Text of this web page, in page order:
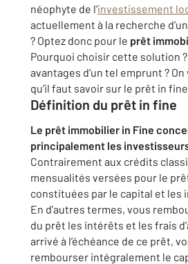
néophyte de l’investissement
actuellement à la recherche
? Optez donc pour le prêt
Pourquoi choisir cette solution
avantages d’un tel emprunt ?
qu’il faut savoir sur le prêt in
Définition du prêt in fine
Le prêt immobilier in Fine
principalement les
Contrairement aux crédits
mensualités versées pour le
constituées par le capital et les
En d’autres termes, vous
du prêt les intérêts et les frais
arrivé à l’échéance de ce prêt,
rembourser intégralement le